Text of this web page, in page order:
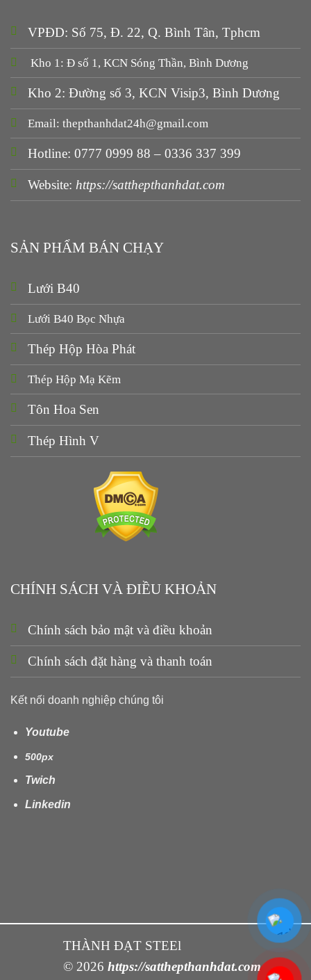
VPĐD: Số 75, Đ. 22, Q. Bình Tân, Tphcm
Kho 1: Đ số 1, KCN Sóng Thần, Bình Dương
Kho 2: Đường số 3, KCN Visip3, Bình Dương
Email: thepthanhdat24h@gmail.com
Hotline: 0777 0999 88 – 0336 337 399
Website: https://satthepthanhdat.com
SẢN PHẨM BÁN CHẠY
Lưới B40
Lưới B40 Bọc Nhựa
Thép Hộp Hòa Phát
Thép Hộp Mạ Kẽm
Tôn Hoa Sen
Thép Hình V
CHÍNH SÁCH VÀ ĐIỀU KHOẢN
Chính sách bảo mật và điều khoản
Chính sách đặt hàng và thanh toán
Kết nối doanh nghiệp chúng tôi
Youtube
500px
Twich
Linkedin
THÀNH ĐẠT STEEl
© 2026 https://satthepthanhdat.com